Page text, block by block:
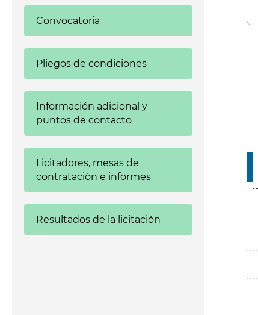
Convocatoria
Pliegos de condiciones
Información adicional y
puntos de contacto
Licitadores, mesas de
contratación e informes
Resultados de la licitación